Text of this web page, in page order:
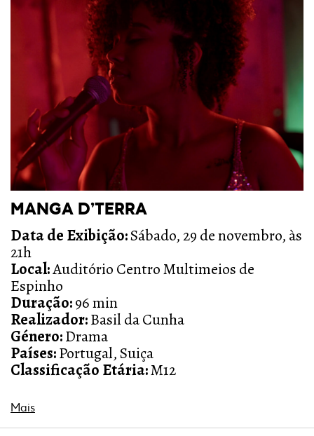
MANGA D’TERRA
Data de Exibição:Sábado, 29 de novembro, às
21h
Local:Auditório Centro Multimeios de
Espinho
Duração:96 min
Realizador:Basil da Cunha
Género:Drama
Países:Portugal, Suiça
Classificação Etária:M12
Mais